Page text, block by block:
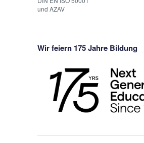
und AZAV
Wir feiern 175 Jahre Bildung